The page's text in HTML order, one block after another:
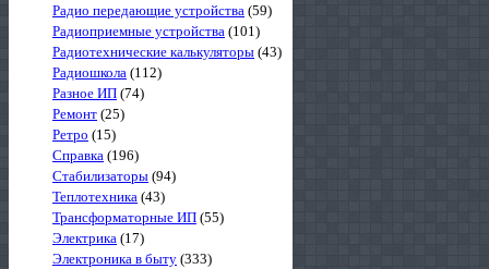
Радио передающие устройства (59)
Радиоприемные устройства (101)
Радиотехнические калькуляторы (43)
Радиошкола (112)
Разное ИП (74)
Ремонт (25)
Ретро (15)
Справка (196)
Стабилизаторы (94)
Теплотехника (43)
Трансформаторные ИП (55)
Электрика (17)
Электроника в быту (333)